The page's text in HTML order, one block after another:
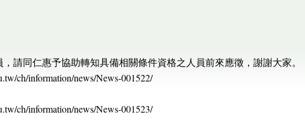
請同仁惠予協助轉知具備相關條件資格之人員前來應徵，謝謝大家。
ch/information/news/News-001522/
ch/information/news/News-001523/